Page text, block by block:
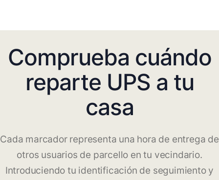
Comprueba cuándo
reparte UPS a tu
casa
Cada marcador representa una hora de entrega de
otros usuarios de parcello en tu vecindario.
Introduciendo tu identificación de seguimiento y